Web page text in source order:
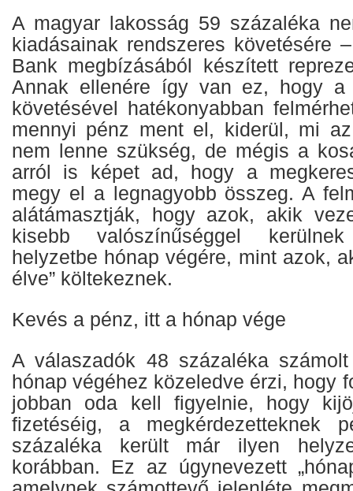
A magyar lakosság 59 százaléka
kiadásainak rendszeres követésére
Bank megbízásából készített
Annak ellenére így van ez, hogy a
követésével hatékonyabban
mennyi pénz ment el, kiderül, mi
nem lenne szükség, de mégis a
arról is képet ad, hogy a
megy el a legnagyobb összeg. A
alátámasztják, hogy azok, akik
kisebb valószínűséggel
helyzetbe hónap végére, mint azok,
élve” költekeznek.
Kevés a pénz, itt a hónap vége
A válaszadók 48 százaléka
hónap végéhez közeledve érzi, hogy
jobban oda kell figyelnie, hogy
fizetéséig, a megkérdezetteknek
százaléka került már ilyen
korábban. Ez az úgynevezett